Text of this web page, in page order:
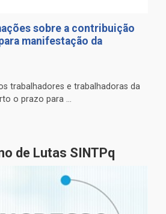
sobre a contribuição
manifestação da
trabalhadores e trabalhadoras da
o prazo para ...
de Lutas SINTPq